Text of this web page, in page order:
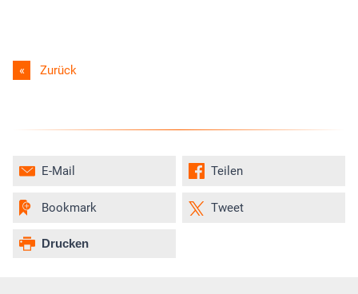
Zurück
Teilen
Tweet
E-Mail
Bookmark
Drucken